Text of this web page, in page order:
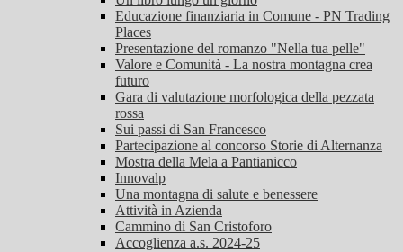
Educazione finanziaria in Comune - PN Trading
Places
Presentazione del romanzo "Nella tua pelle"
Valore e Comunità - La nostra montagna crea
futuro
Gara di valutazione morfologica della pezzata
rossa
Sui passi di San Francesco
Partecipazione al concorso Storie di Alternanza
Mostra della Mela a Pantianicco
Innovalp
Una montagna di salute e benessere
Attività in Azienda
Cammino di San Cristoforo
Accoglienza a.s. 2024-25